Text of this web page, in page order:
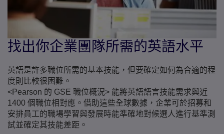
找出你企業團隊所需的英語水平
英語是許多職位所需的基本技能，但要確定如何為合適的程
度則比較很困難。
<Pearson 的 GSE 職位概況> 能將英語語言技能需求與近
1400 個職位相對應。借助這些全球數據，企業可於招募和
安排員工的職場學習與發展時能準確地對候選人進行基準測
試並確定其技能差距。